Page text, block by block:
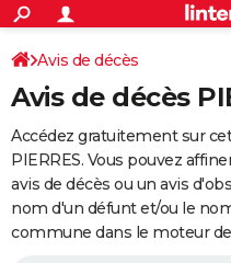
ACTUALITÉS
Politique
Société
Faits Divers
Education
Monde
Villes
+
SPORT
Coupe du monde 2026
Football
Tennis
Cyclisme
Rugby
Forum
Programme TV
TNT
Streaming
Cinéma
Sorties cinéma
Musique
+
FINANCE
Retraite
Epargne
Immobilier
Risques naturels par ville
Banque
Assurance
AUTO
Essais
Réserver un essai
Citadines
Berlines
SUV
Forum auto
+
Avis de décès
Avis de décès
Accédez gratuitement sur
PIERRES. Vous pouvez
avis de décès ou un avis
nom d'un défunt et/ou le
commune dans le moteur